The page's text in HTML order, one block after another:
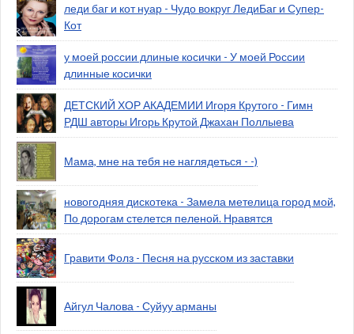
леди баг и кот нуар - Чудо вокруг ЛедиБаг и Супер-
Кот
у моей россии длиные косички - У моей России
длинные косички
ДЕТСКИЙ ХОР АКАДЕМИИ Игоря Крутого - Гимн
РДШ авторы Игорь Крутой Джахан Поллыева
Мама, мне на тебя не наглядеться - -)
новогодняя дискотека - Замела метелица город мой,
По дорогам стелется пеленой. Нравятся
Гравити Фолз - Песня на русском из заставки
Айгул Чалова - Суйуу арманы